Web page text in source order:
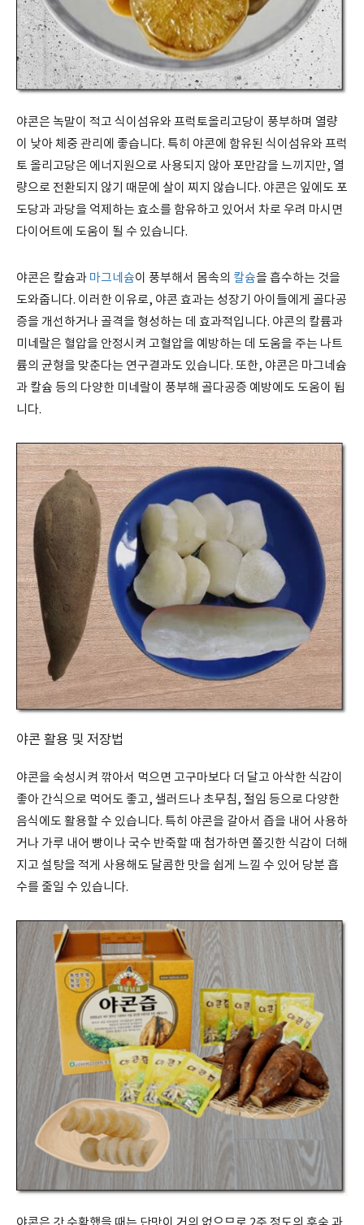
야콘은 녹말이 적고 식이섬유와 프럭토올리고당이 풍부하며 열량
이 낮아 체중 관리에 좋습니다. 특히 야콘에 함유된 식이섬유와 프럭
토 올리고당은 에너지원으로 사용되지 않아 포만감을 느끼지만, 열
량으로 전환되지 않기 때문에 살이 찌지 않습니다. 야콘은 잎에도 포
도당과 과당을 억제하는 효소를 함유하고 있어서 차로 우려 마시면
다이어트에 도움이 될 수 있습니다.
야콘은 칼슘과 마그네슘이 풍부해서 몸속의 칼슘을 흡수하는 것을
도와줍니다. 이러한 이유로, 야콘 효과는 성장기 아이들에게 골다공
증을 개선하거나 골격을 형성하는 데 효과적입니다. 야콘의 칼륨과
미네랄은 혈압을 안정시켜 고혈압을 예방하는 데 도움을 주는 나트
륨의 균형을 맞춘다는 연구결과도 있습니다. 또한, 야콘은 마그네슘
과 칼슘 등의 다양한 미네랄이 풍부해 골다공증 예방에도 도움이 됩
니다.
야콘 활용 및 저장법
야콘을 숙성시켜 깎아서 먹으면 고구마보다 더 달고 아삭한 식감이
좋아 간식으로 먹어도 좋고, 샐러드나 초무침, 절임 등으로 다양한
음식에도 활용할 수 있습니다. 특히 야콘을 갈아서 즙을 내어 사용하
거나 가루 내어 빵이나 국수 반죽할 때 첨가하면 쫄깃한 식감이 더해
지고 설탕을 적게 사용해도 달콤한 맛을 쉽게 느낄 수 있어 당분 흡
수를 줄일 수 있습니다.